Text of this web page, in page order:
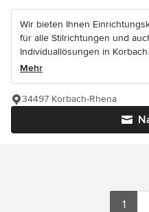
Wir bieten Ihnen
für alle Stilrichtungen und
Individuallösungen in
Mehr
34497 Korbach-Rhena
1